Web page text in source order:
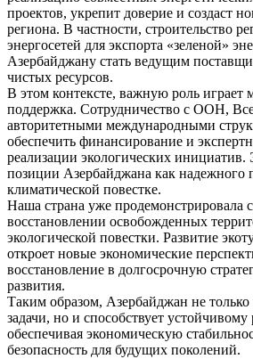
проектов, укрепит доверие и создаст
региона. В частности, строительство
энергосетей для экспорта «зеленой»
Азербайджану стать ведущим
чистых ресурсов.
В этом контексте, важную роль играет
поддержка. Сотрудничество с ООН,
авторитетными международными
обеспечить финансирование и
реализации экологических инициатив.
позиции Азербайджана как надежного
климатической повестке.
Наша страна уже продемонстрировала
восстановлении освобожденных
экологической повестки. Развитие
откроет новые экономические
восстановление в долгосрочную
развития.
Таким образом, Азербайджан не
задачи, но и способствует
обеспечивая экономическую
безопасность для будущих поколений.